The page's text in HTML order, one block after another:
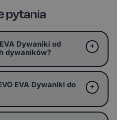
pytania
Dywaniki od
dywaników?
EVA Dywaniki do